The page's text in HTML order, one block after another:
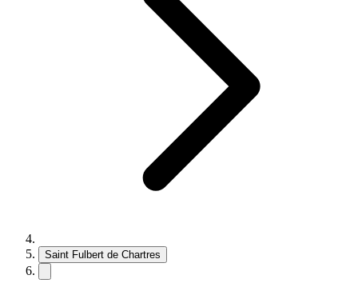
Saint Fulbert de Chartres